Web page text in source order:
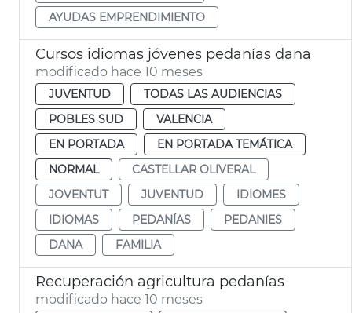
AYUDAS EMPRENDIMIENTO
Cursos idiomas jóvenes pedanías dana
modificado hace 10 meses
JUVENTUD
TODAS LAS AUDIENCIAS
POBLES SUD
VALENCIA
EN PORTADA
EN PORTADA TEMÁTICA
NORMAL
CASTELLAR OLIVERAL
JOVENTUT
JUVENTUD
IDIOMES
IDIOMAS
PEDANÍAS
PEDANIES
DANA
FAMILIA
Recuperación agricultura pedanías
modificado hace 10 meses